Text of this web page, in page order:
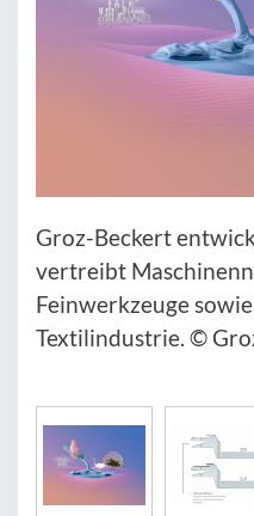
Groz-Beckert
vertreibt
Feinwerkzeuge
Textilindustrie. ©